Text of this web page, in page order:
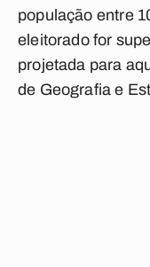
população entre
eleitorado for
projetada para
de Geografia e